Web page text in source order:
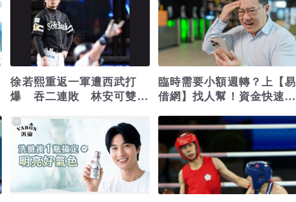
徐若熙重返一軍遭西武打
爆 吞二連敗 林安可雙安
臨時需要小額週轉？上【易
借網】找人幫！資金快速到
PR